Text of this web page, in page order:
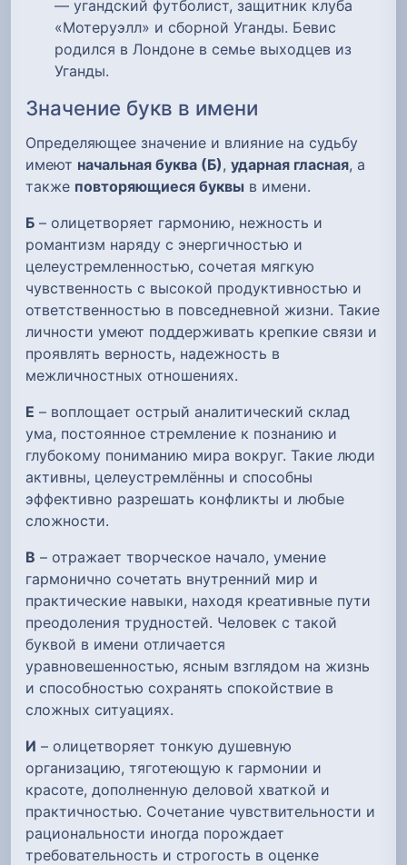
— угандский футболист, защитник клуба
«Мотеруэлл» и сборной Уганды. Бевис
родился в Лондоне в семье выходцев из
Уганды.
Значение букв в имени
Определяющее значение и влияние на судьбу
имеют начальная буква (Б), ударная гласная, а
также повторяющиеся буквы в имени.
Б – олицетворяет гармонию, нежность и
романтизм наряду с энергичностью и
целеустремленностью, сочетая мягкую
чувственность с высокой продуктивностью и
ответственностью в повседневной жизни. Такие
личности умеют поддерживать крепкие связи и
проявлять верность, надежность в
межличностных отношениях.
Е – воплощает острый аналитический склад
ума, постоянное стремление к познанию и
глубокому пониманию мира вокруг. Такие люди
активны, целеустремлённы и способны
эффективно разрешать конфликты и любые
сложности.
В – отражает творческое начало, умение
гармонично сочетать внутренний мир и
практические навыки, находя креативные пути
преодоления трудностей. Человек с такой
буквой в имени отличается
уравновешенностью, ясным взглядом на жизнь
и способностью сохранять спокойствие в
сложных ситуациях.
И – олицетворяет тонкую душевную
организацию, тяготеющую к гармонии и
красоте, дополненную деловой хваткой и
практичностью. Сочетание чувствительности и
рациональности иногда порождает
требовательность и строгость в оценке